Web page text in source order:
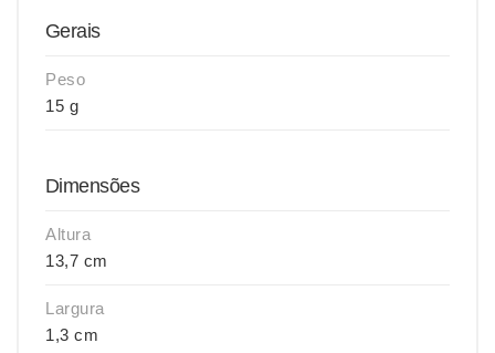
Gerais
Peso
15 g
Dimensões
Altura
13,7 cm
Largura
1,3 cm